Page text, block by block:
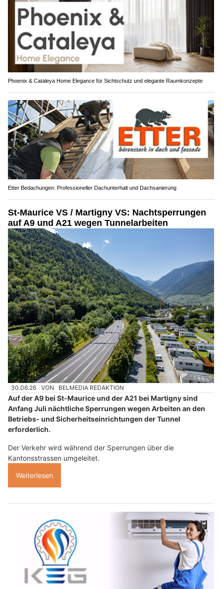
Phoenix & Cataleya Home Elegance für Sichtschutz und elegante Raumkonzepte
Etter Bedachungen: Professioneller Dachunterhalt und Dachsanierung
St-Maurice VS / Martigny VS: Nachtsperrungen
auf A9 und A21 wegen Tunnelarbeiten
30.06.26 VON BELMEDIA REDAKTION
Auf der A9 bei St-Maurice und der A21 bei Martigny sind
Anfang Juli nächtliche Sperrungen wegen Arbeiten an den
Betriebs- und Sicherheitseinrichtungen der Tunnel
erforderlich.
Der Verkehr wird während der Sperrungen über die
Kantonsstrassen umgeleitet.
Weiterlesen